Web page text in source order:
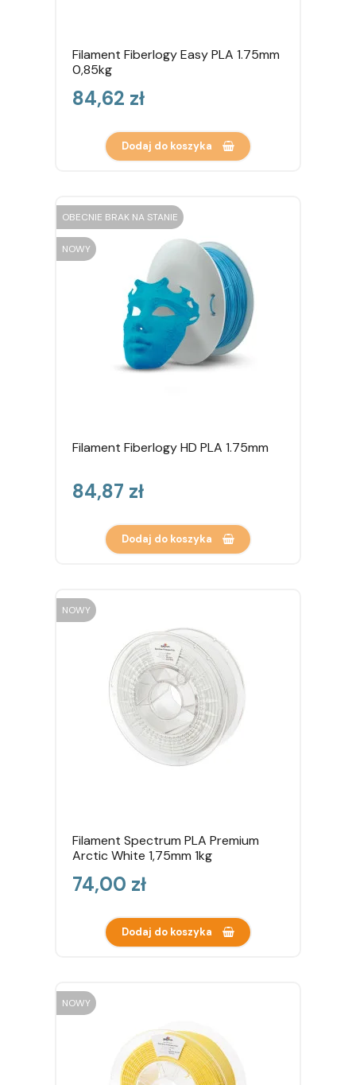
Filament Fiberlogy Easy PLA 1.75mm
0,85kg
Cena
84,62 zł
Dodaj do koszyka
OBECNIE BRAK NA STANIE
NOWY
Filament Fiberlogy HD PLA 1.75mm
Cena
84,87 zł
Dodaj do koszyka
NOWY
Filament Spectrum PLA Premium
Arctic White 1,75mm 1kg
Cena
74,00 zł
Dodaj do koszyka
NOWY